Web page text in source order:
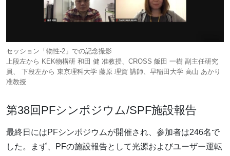
セッション「物性-2」での記念撮影
上段左から KEK物構研 和田 健 准教授、CROSS 飯田 一樹 副主任研究
員、 下段左から 東京理科大学 藤原 理賀 講師、早稲田大学 高山 あかり
准教授
第38回PFシンポジウム/SPF施設報告
最終日にはPFシンポジウムが開催され、参加者は246名で
した。まず、PFの施設報告として光源およびユーザー運転